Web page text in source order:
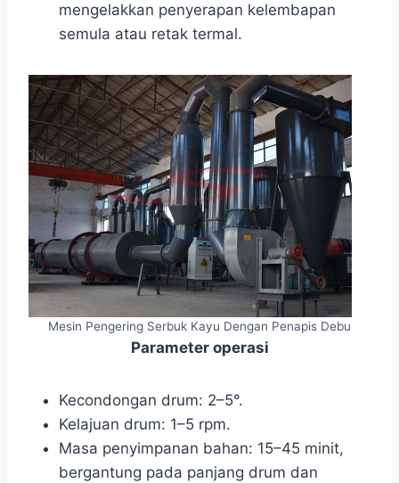
mengelakkan penyerapan kelembapan
semula atau retak termal.
Mesin Pengering Serbuk Kayu Dengan Penapis Debu
Parameter operasi
Kecondongan drum: 2–5°.
Kelajuan drum: 1–5 rpm.
Masa penyimpanan bahan: 15–45 minit,
bergantung pada panjang drum dan